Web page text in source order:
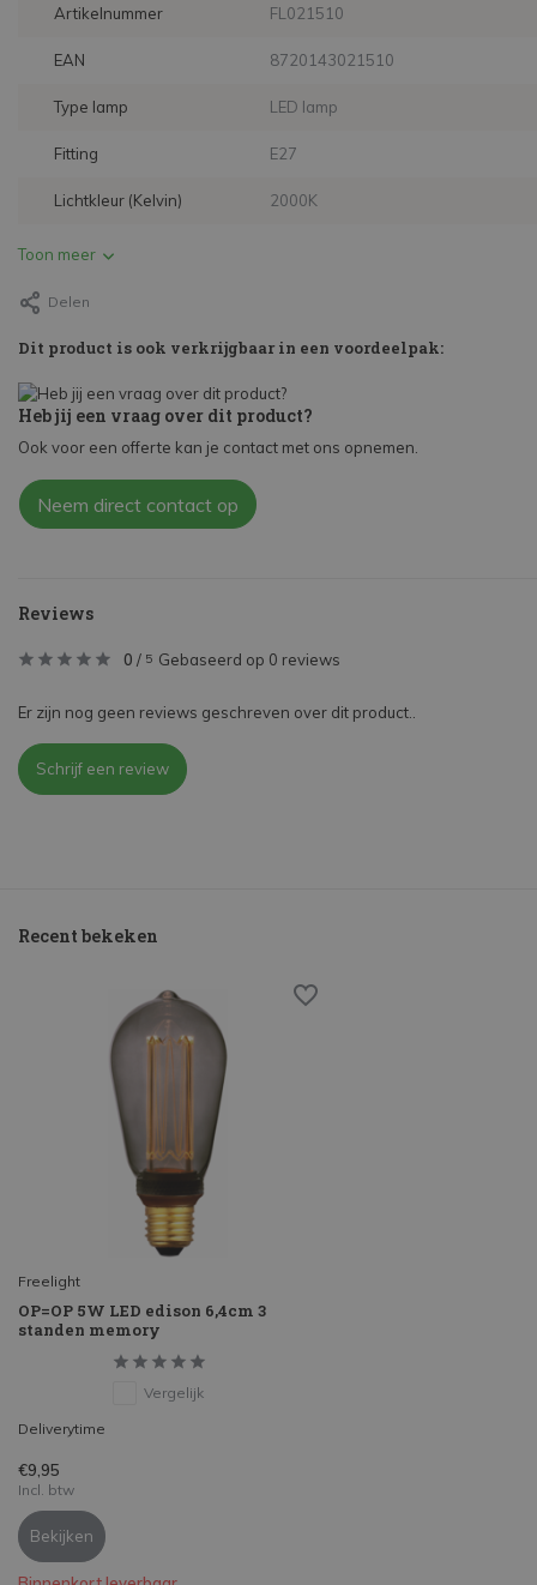
Artikelnummer FL021510
EAN 8720143021510
Type lamp LED lamp
Fitting E27
Lichtkleur (Kelvin) 2000K
Toon meer
Delen
Dit product is ook verkrijgbaar in een voordeelpak:
Heb jij een vraag over dit product?
Ook voor een offerte kan je contact met ons opnemen.
Neem direct contact op
Reviews
0 / 5 Gebaseerd op 0 reviews
Er zijn nog geen reviews geschreven over dit product..
Schrijf een review
Recent bekeken
Freelight
OP=OP 5W LED edison 6,4cm 3
standen memory
Vergelijk
Deliverytime
€9,95
Incl. btw
Bekijken